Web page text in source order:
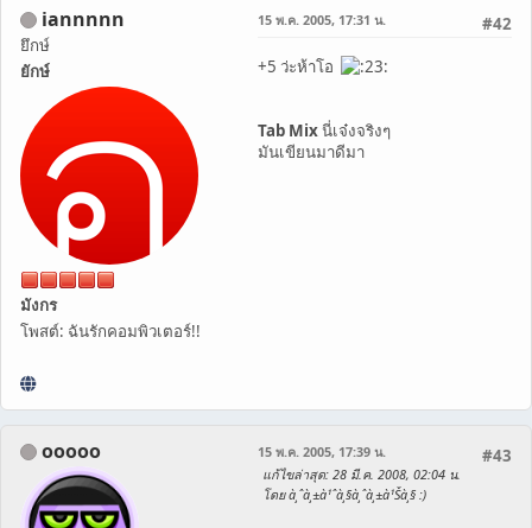
iannnnn
ยึกษ์
ยักษ์
มังกร
โพสต์: ฉันรักคอมพิวเตอร์!!
#42
15 พ.ค. 2005, 17:31 น.
+5 ว่ะห้าโอ
Tab Mixนี่เจ๋งจริงๆ
มันเขียนมาดีมา
ooooo #43
15 พ.ค. 2005, 17:39 น.
แก้ไขล่าสุด: 28 มี.ค. 2008, 02:04 น.
โดย à¸ˆà¸±à¹ˆà¸§à¸ˆà¸±à¹Šà¸§ :)